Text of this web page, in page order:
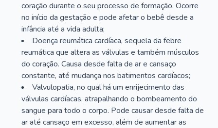
coração durante o seu processo de formação. Ocorre
no início da gestação e pode afetar o bebê desde a
infância até a vida adulta;
Doença reumática cardíaca, sequela da febre
reumática que altera as válvulas e também músculos
do coração. Causa desde falta de ar e cansaço
constante, até mudança nos batimentos cardíacos;
Valvulopatia, no qual há um enrijecimento das
válvulas cardíacas, atrapalhando o bombeamento do
sangue para todo o corpo. Pode causar desde falta de
ar até cansaço em excesso, além de aumentar as